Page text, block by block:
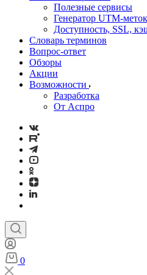
Полезные сервисы
Генератор UTM‑меток
Доступность, SSL,
Словарь терминов
Вопрос-ответ
Обзоры
Акции
Возможности
Разработка
От Аспро
0